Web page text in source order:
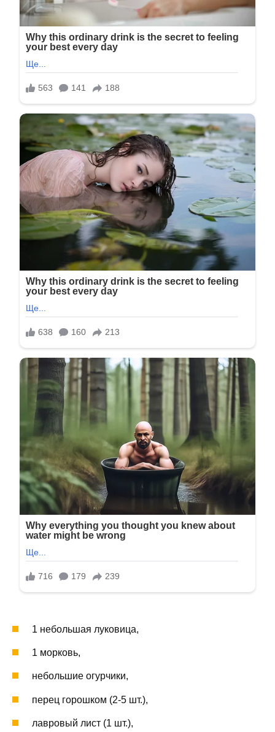
1 небольшая луковица,
1 морковь,
небольшие огурчики,
перец горошком (2-5 шт.),
лавровый лист (1 шт.),